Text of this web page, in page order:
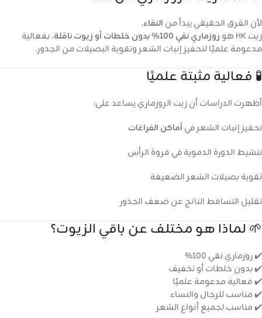
لأن الفرق الحقيقي يبدأ من النقاء.
زيت HK هو
روزماري نقي 100% بدون خلطات أو زيوت ناقلة
، بفعالية
مدعومة علميًا لتحفيز إنبات الشعر وتقوية البصيلات من الجذور.
🧪 فعالية مثبتة علميًا
أظهرت الدراسات أن زيت الروزماري يساعد على:
تحفيز إنبات الشعر فيأماكن الفراغات
تنشيط الدورة الدموية في فروة الرأس
تقوية بصيلات الشعر الضعيفة
تقليل التساقط الناتج عن ضعف الجذور
🌱 لماذا هو مختلف عن باقي الزيوت؟
✔️ روزماري نقي 100%
✔️ بدون خلطات أو تخفيف
✔️ فعالية مدعومة علميًا
✔️ مناسب للرجال والنساء
✔️ مناسب لجميع أنواع الشعر